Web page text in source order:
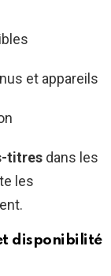
et appareils
titres dans les
les
disponibilité